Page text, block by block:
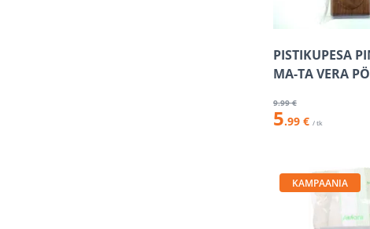
PISTIKUPESA
MA-TA VERA
9.99 €
5.99 € / tk
KAMPAANIA